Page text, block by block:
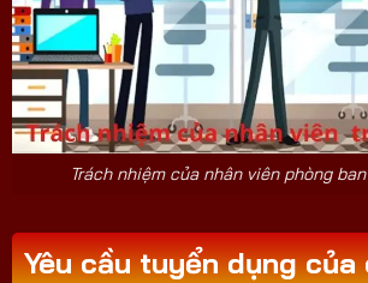
Trách nhiệm của nhân viên phòng
Yêu cầu tuyển dụng của